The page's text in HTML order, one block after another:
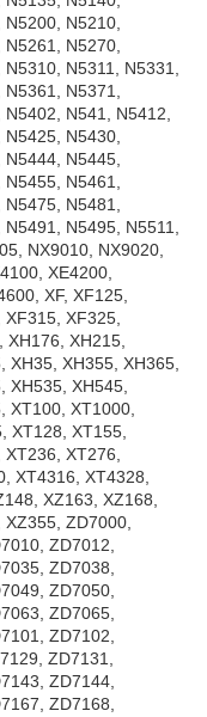
N5210,
N5270,
N5311, N5331,
N5371,
N541, N5412,
N5430,
N5445,
N5461,
N5481,
N5495, N5511,
NX9010, NX9020,
XE4200,
XF, XF125,
XF325,
XH215,
XH35, XH355, XH365,
XH535, XH545,
XT100, XT1000,
XT128, XT155,
XT276,
XT4316, XT4328,
XZ163, XZ168,
ZD7000,
ZD7012,
ZD7038,
ZD7050,
ZD7065,
ZD7102,
ZD7131,
ZD7144,
ZD7168,